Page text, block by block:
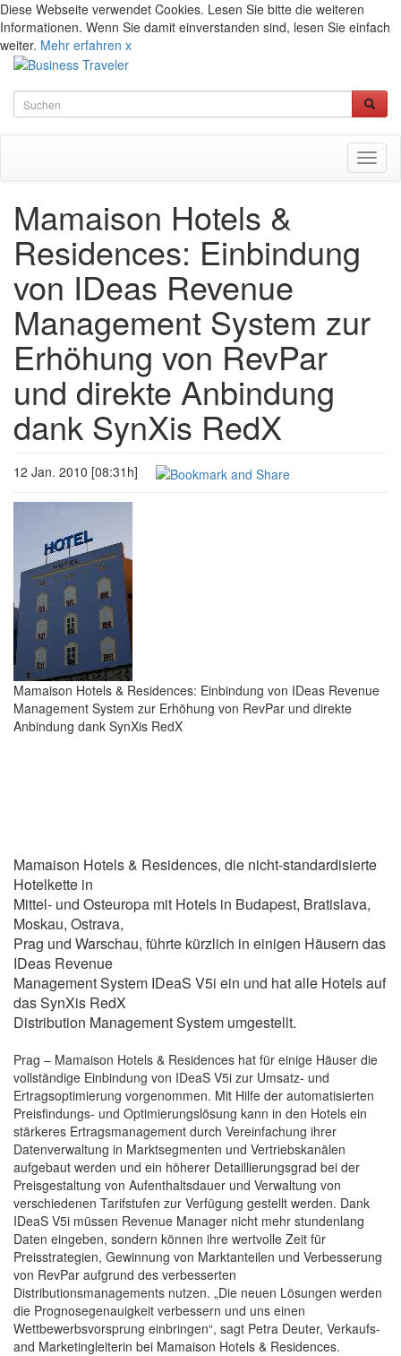
Diese Webseite verwendet Cookies. Lesen Sie bitte die weiteren
Informationen. Wenn Sie damit einverstanden sind, lesen Sie einfach
weiter. Mehr erfahren x
Mamaison Hotels &
Residences: Einbindung
von IDeas Revenue
Management System zur
Erhöhung von RevPar
und direkte Anbindung
dank SynXis RedX
12 Jan. 2010 [08:31h]
Mamaison Hotels & Residences: Einbindung von IDeas Revenue
Management System zur Erhöhung von RevPar und direkte
Anbindung dank SynXis RedX
Mamaison Hotels & Residences, die nicht-standardisierte
Hotelkette in
Mittel- und Osteuropa mit Hotels in Budapest, Bratislava,
Moskau, Ostrava,
Prag und Warschau, führte kürzlich in einigen Häusern das
IDeas Revenue
Management System IDeaS V5i ein und hat alle Hotels auf
das SynXis RedX
Distribution Management System umgestellt.
Prag – Mamaison Hotels & Residences hat für einige Häuser die
vollständige Einbindung von IDeaS V5i zur Umsatz- und
Ertragsoptimierung vorgenommen. Mit Hilfe der automatisierten
Preisfindungs- und Optimierungslösung kann in den Hotels ein
stärkeres Ertragsmanagement durch Vereinfachung ihrer
Datenverwaltung in Marktsegmenten und Vertriebskanälen
aufgebaut werden und ein höherer Detaillierungsgrad bei der
Preisgestaltung von Aufenthaltsdauer und Verwaltung von
verschiedenen Tarifstufen zur Verfügung gestellt werden. Dank
IDeaS V5i müssen Revenue Manager nicht mehr stundenlang
Daten eingeben, sondern können ihre wertvolle Zeit für
Preisstrategien, Gewinnung von Marktanteilen und Verbesserung
von RevPar aufgrund des verbesserten
Distributionsmanagements nutzen. „Die neuen Lösungen werden
die Prognosegenauigkeit verbessern und uns einen
Wettbewerbsvorsprung einbringen“, sagt Petra Deuter, Verkaufs-
and Marketingleiterin bei Mamaison Hotels & Residences.